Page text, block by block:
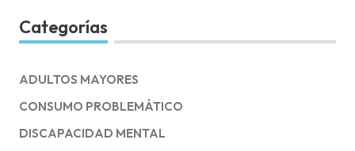
Categorías
ADULTOS MAYORES
CONSUMO PROBLEMÁTICO
DISCAPACIDAD MENTAL